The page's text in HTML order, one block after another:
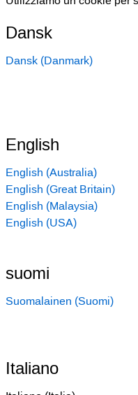
Dansk
Dansk (Danmark)
English
English (Australia)
English (Great Britain)
English (Malaysia)
English (USA)
suomi
Suomalainen (Suomi)
Italiano